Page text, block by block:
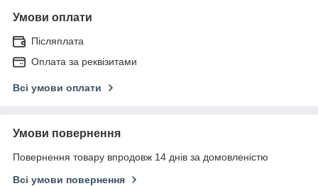
Умови оплати
Післяплата
Оплата за реквізитами
Всі умови оплати
Умови повернення
Повернення товару впродовж 14 днів за домовленістю
Всі умови повернення